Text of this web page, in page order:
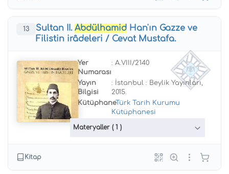
13 Sultan II. Abdülhamid Han'ın Gazze ve
Filistin irâdeleri / Cevat Mustafa.
Yer
Numarası
: A.VIII/2140
Yayın
Bilgisi
: İstanbul : Beylik Yayınları,
2015.
Kütüphane
:Türk Tarih Kurumu
Kütüphanesi
Materyaller ( 1 )
Kitap